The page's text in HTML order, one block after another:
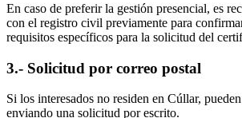
En caso de preferir la gestión presencial, es
con el registro civil previamente para
requisitos específicos para la solicitud del
3.- Solicitud por correo postal
Si los interesados no residen en Cúllar,
enviando una solicitud por escrito.